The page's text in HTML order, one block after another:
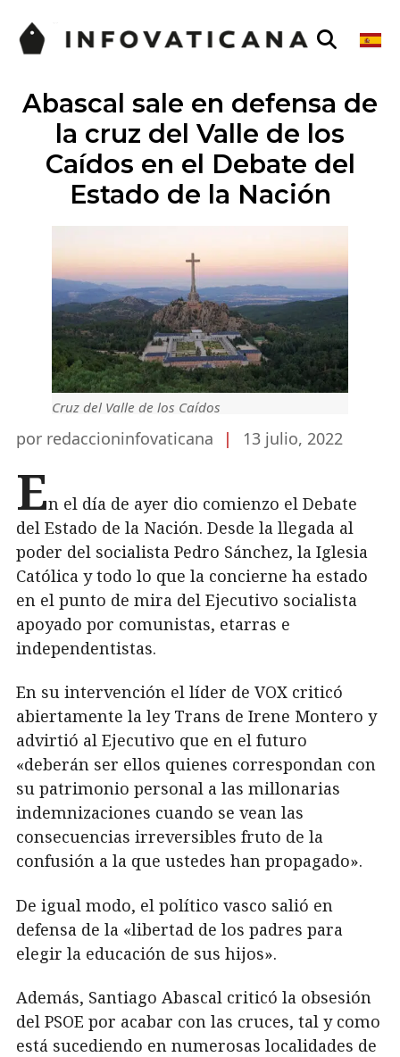
Abascal sale en defensa de
la cruz del Valle de los
Caídos en el Debate del
Estado de la Nación
Cruz del Valle de los Caídos
por redaccioninfovaticana | 13 julio, 2022
En el día de ayer dio comienzo el Debate
del Estado de la Nación. Desde la llegada al
poder del socialista Pedro Sánchez, la Iglesia
Católica y todo lo que la concierne ha estado
en el punto de mira del Ejecutivo socialista
apoyado por comunistas, etarras e
independentistas.
En su intervención el líder de VOX criticó
abiertamente la ley Trans de Irene Montero y
advirtió al Ejecutivo que en el futuro
«deberán ser ellos quienes correspondan con
su patrimonio personal a las millonarias
indemnizaciones cuando se vean las
consecuencias irreversibles fruto de la
confusión a la que ustedes han propagado».
De igual modo, el político vasco salió en
defensa de la «libertad de los padres para
elegir la educación de sus hijos».
Además, Santiago Abascal criticó la obsesión
del PSOE por acabar con las cruces, tal y como
está sucediendo en numerosas localidades de